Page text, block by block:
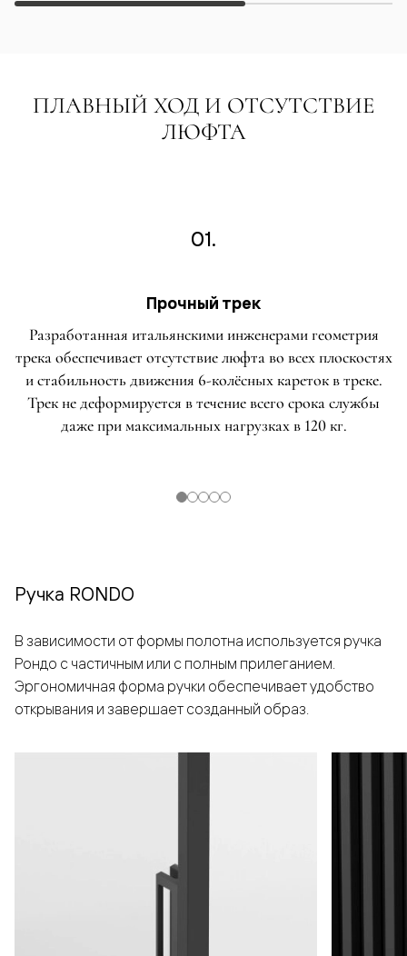
ПЛАВНЫЙ ХОД И ОТСУТСТВИЕ
ЛЮФТА
01.
Прочный трек
Разработанная итальянскими инженерами геометрия
трека обеспечивает отсутствие люфта во всех плоскостях
и стабильность движения 6-колёсных кареток в треке.
Трек не деформируется в течение всего срока службы
даже при максимальных нагрузках в 120 кг.
Ручка RONDO
В зависимости от формы полотна используется ручка
Рондо с частичным или с полным прилеганием.
Эргономичная форма ручки обеспечивает удобство
открывания и завершает созданный образ.